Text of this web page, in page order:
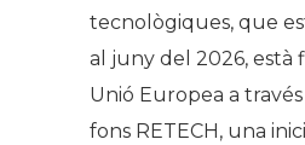
tecnològiques, que
al juny del 2026, està
Unió Europea a
fons RETECH, una